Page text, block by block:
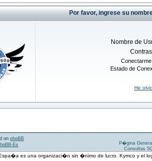
Por favor, ingrese su
Nombre de
Estado de
He
on phpBB
Es
P�gina
Consultas
es una organizaci�n sin �nimo de lucro. Kymco y el